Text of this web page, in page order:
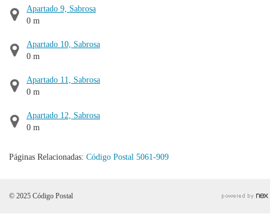
Apartado 9, Sabrosa
0 m
Apartado 10, Sabrosa
0 m
Apartado 11, Sabrosa
0 m
Apartado 12, Sabrosa
0 m
Páginas Relacionadas: Código Postal 5061-909
© 2025 Código Postal